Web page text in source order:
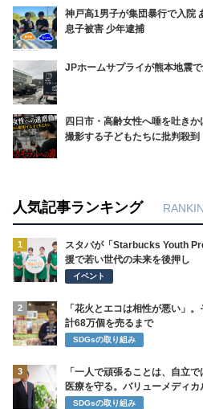
神戸高1男子が集団暴行で入院 あかでみっくなカレッジ杏仁さん
息子被害 少年逮捕
JPホームサプライが熊本地震
四日市・高齢女性へ唾を吐き
撮影する子どもたちに批判殺到
人気記事ランキング
1
スタバが「Starbucks Youth
援で若い世代の未来を後押し
イベント
2
「花火とエコは相性が悪い」
計68万個を売るまで
SDGsの取り組み
3
「一人で頑張ることは、自立
医療を守る。バリューメディ
SDGsの取り組み